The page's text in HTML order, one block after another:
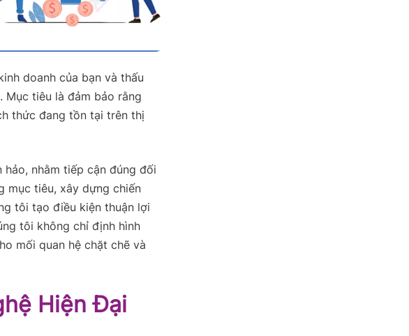
doanh của bạn và thấu
Mục tiêu là đảm bảo rằng
thức đang tồn tại trên thị
nhằm tiếp cận đúng đối
mục tiêu, xây dựng chiến
tôi tạo điều kiện thuận lợi
tôi không chỉ định hình
mối quan hệ chặt chẽ và
Hiện Đại